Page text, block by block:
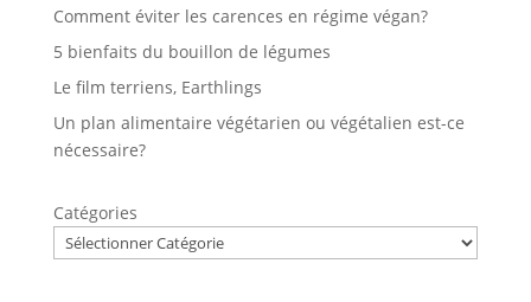
Comment éviter les carences en régime végan?
5 bienfaits du bouillon de légumes
Le film terriens, Earthlings
Un plan alimentaire végétarien ou végétalien est-ce
nécessaire?
Catégories